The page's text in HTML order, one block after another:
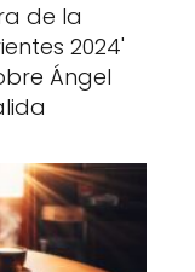
de la
2024'
Ángel